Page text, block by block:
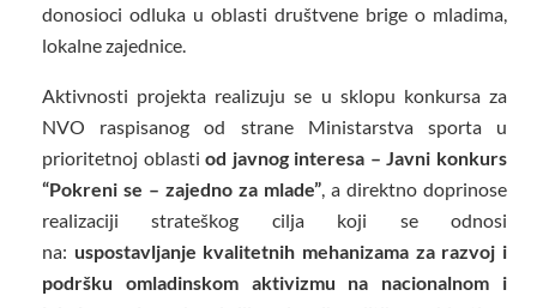
donosioci odluka u oblasti društvene brige o mladima,
lokalne zajednice.
Aktivnosti projekta realizuju se u sklopu konkursa za
NVO raspisanog od strane Ministarstva sporta u
prioritetnoj oblastiod javnog interesa – Javni konkurs
“Pokreni se – zajedno za mlade”, a direktno doprinose
realizaciji strateškog cilja koji se odnosi
na: uspostavljanje kvalitetnih mehanizama za razvoj i
podršku omladinskom aktivizmu na nacionalnom i